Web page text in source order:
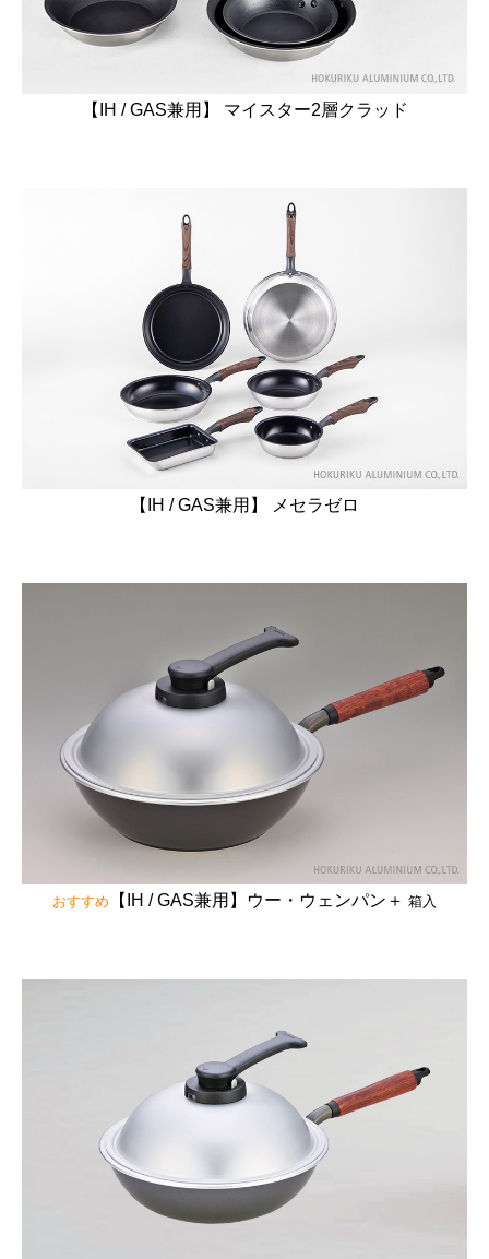
【IH / GAS兼用】 マイスター2層クラッド
【IH / GAS兼用】 メセラゼロ
おすすめ 【IH / GAS兼用】ウー・ウェンパン＋ 箱入